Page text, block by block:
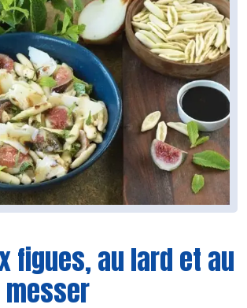
figues, au lard et au